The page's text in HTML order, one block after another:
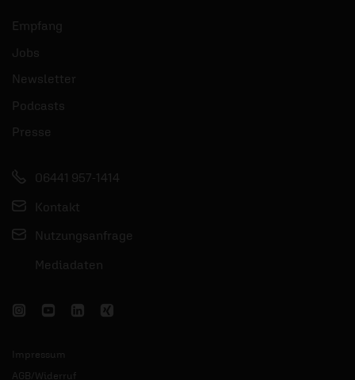
Empfang
Jobs
Newsletter
Podcasts
Presse
06441 957-1414
Kontakt
Nutzungsanfrage
Mediadaten
Impressum
AGB/Widerruf